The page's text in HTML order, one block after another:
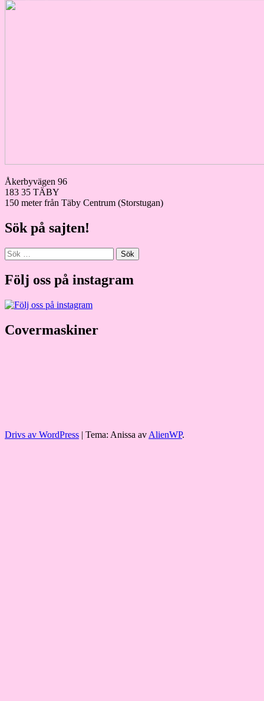
Åkerbyvägen 96
183 35 TÄBY
150 meter från Täby Centrum (Storstugan)
Sök på sajten!
Sök
efter:
Följ oss på instagram
Covermaskiner
Drivs av WordPress Tema: Anissa avAlienWP.